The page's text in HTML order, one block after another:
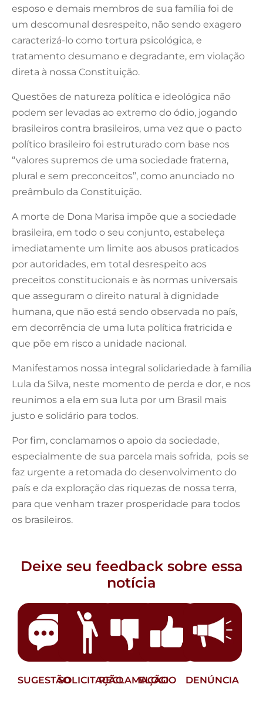
esposo e demais membros de sua família foi de
um descomunal desrespeito, não sendo exagero
caracterizá-lo como tortura psicológica, e
tratamento desumano e degradante, em violação
direta à nossa Constituição.
Questões de natureza política e ideológica não
podem ser levadas ao extremo do ódio, jogando
brasileiros contra brasileiros, uma vez que o pacto
político brasileiro foi estruturado com base nos
“valores supremos de uma sociedade fraterna,
plural e sem preconceitos”, como anunciado no
preâmbulo da Constituição.
A morte de Dona Marisa impõe que a sociedade
brasileira, em todo o seu conjunto, estabeleça
imediatamente um limite aos abusos praticados
por autoridades, em total desrespeito aos
preceitos constitucionais e às normas universais
que asseguram o direito natural à dignidade
humana, que não está sendo observada no país,
em decorrência de uma luta política fratricida e
que põe em risco a unidade nacional.
Manifestamos nossa integral solidariedade à família
Lula da Silva, neste momento de perda e dor, e nos
reunimos a ela em sua luta por um Brasil mais
justo e solidário para todos.
Por fim, conclamamos o apoio da sociedade,
especialmente de sua parcela mais sofrida, pois se
faz urgente a retomada do desenvolvimento do
país e da exploração das riquezas de nossa terra,
para que venham trazer prosperidade para todos
os brasileiros.
Deixe seu feedback sobre essa
notícia
SUGESTÃOSOLICITAÇÃORECLAMAÇÃO
ELOGIO DENÚNCIA